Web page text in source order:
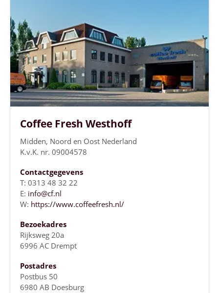
Coffee Fresh Westhoff
Midden, Noord en Oost Nederland
K.v.K. nr. 09004578
Contactgegevens
T: 0313 48 32 22
E: info@cf.nl
W: https://www.coffeefresh.nl/
Bezoekadres
Rijksweg 20a
6996 AC Drempt
Postadres
Postbus 50
6980 AB Doesburg